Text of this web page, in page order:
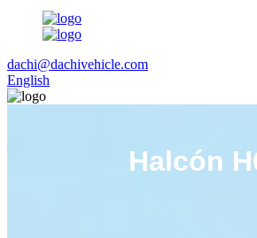
dachi@dachivehicle.com
English
Halcón